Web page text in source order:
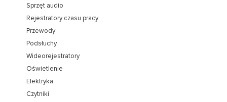
Sprzęt audio
Rejestratory czasu pracy
Przewody
Podsłuchy
Wideorejestratory
Oświetlenie
Elektryka
Czytniki